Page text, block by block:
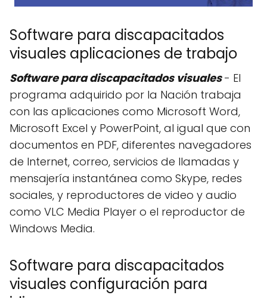
Software para discapacitados
visuales aplicaciones de trabajo
Software para discapacitados visuales - El
programa adquirido por la Nación trabaja
con las aplicaciones como Microsoft Word,
Microsoft Excel y PowerPoint, al igual que con
documentos en PDF, diferentes navegadores
de Internet, correo, servicios de llamadas y
mensajería instantánea como Skype, redes
sociales, y reproductores de video y audio
como VLC Media Player o el reproductor de
Windows Media.
Software para discapacitados
visuales configuración para